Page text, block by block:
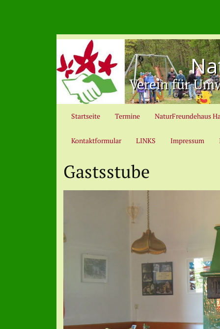
Verein für
Startseite Termine NaturFreundehaus
Kontaktformular LINKS Impressum
Gastsstube